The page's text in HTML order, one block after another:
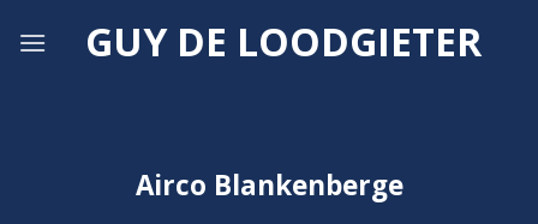
GUY DE LOODGIETER
Airco Blankenberge